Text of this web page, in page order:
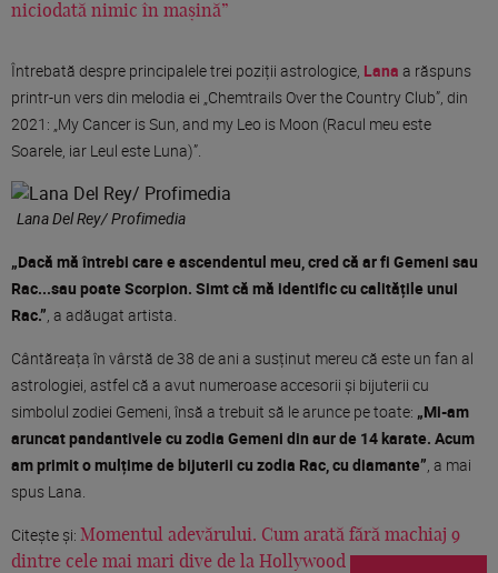
niciodată nimic în mașină”
Întrebată despre principalele trei poziții astrologice, Lana a răspuns
printr-un vers din melodia ei „Chemtrails Over the Country Club”, din
2021: „My Cancer is Sun, and my Leo is Moon (Racul meu este
Soarele, iar Leul este Luna)”.
Lana Del Rey/ Profimedia
„Dacă mă întrebi care e ascendentul meu, cred că ar fi Gemeni sau
Rac...sau poate Scorpion. Simt că mă identific cu calitățile unui
Rac.”, a adăugat artista.
Cântăreața în vârstă de 38 de ani a susținut mereu că este un fan al
astrologiei, astfel că a avut numeroase accesorii și bijuterii cu
simbolul zodiei Gemeni, însă a trebuit să le arunce pe toate: „Mi-am
aruncat pandantivele cu zodia Gemeni din aur de 14 karate. Acum
am primit o mulțime de bijuterii cu zodia Rac, cu diamante”, a mai
spus Lana.
Citește și: Momentul adevărului. Cum arată fără machiaj 9
dintre cele mai mari dive de la Hollywood